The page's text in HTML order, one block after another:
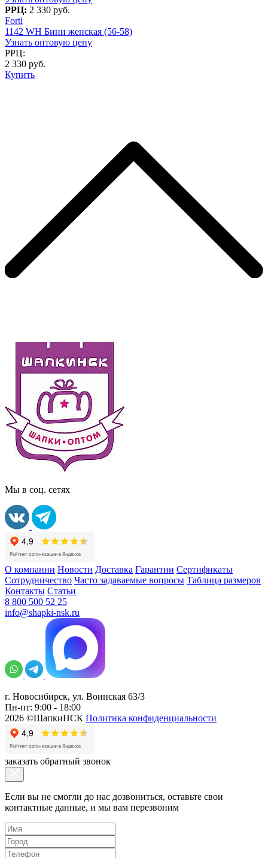
РРЦ: 2 330 руб.
Forti
1142 WH Бини женская (56-58)
Узнать оптовую цену
РРЦ:
2 330 руб.
Купить
Мы в соц. сетях
О компании Новости Доставка Гарантии Сертификаты
Сотрудничество Часто задаваемые вопросы Таблица размеров
Контакты Статьи
8 800 500 52 25
info@shapki-nsk.ru
г. Новосибирск, ул. Воинская 63/3
Пн-пт: 9:00 - 18:00
2026 ©ШапкиНСК Политика конфиденциальности
заказать обратный звонок
Если вы не смогли до нас дозвониться, оставьте свои
контактные данные, и мы вам перезвоним